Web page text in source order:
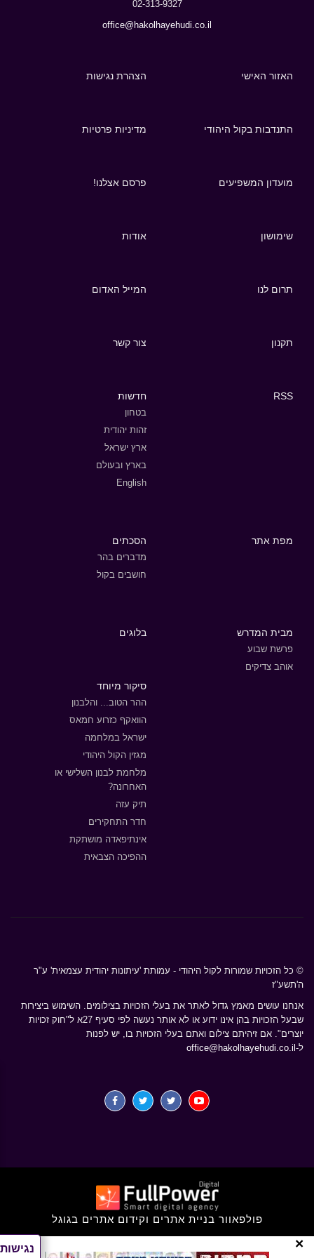
נגישות ×
02-313-9327
office@hakolhayehudi.co.il
האזור האישי הצהרת נגישות
התנדבות בקול היהודי מדיניות פרטיות
מועדון המשפיעים פרסם אצלנו!
שימושון אודות
תרום לנו המייל האדום
תקנון צור קשר
RSS חדשות
בטחון
זהות יהודית
ארץ ישראל
בארץ ובעולם
English
מפת אתר הסכתים
מדברים בהר
חושבים בקול
מבית המדרש
פרשת שבוע
אוהב צדיקים
בלוגים
סיקור מיוחד
ההר הטוב... והלבנון
הוואקף כזרוע חמאס
ישראל במלחמה
מגזין הקול היהודי
מלחמת לבנון השלישי או
האחרונה?
תיק עזה
חדר התחקירים
אינתיפאדה מושתקת
ההפיכה הצבאית
© כל הזכויות שמורות לקול היהודי - עמותת 'עיתונות יהודית עצמאית' ע"ר
ה'תשע"ז
אנחנו עושים מאמץ גדול לאתר את בעלי הזכויות בצילומים. השימוש ביצירות
שבעל הזכויות בהן אינו ידוע או לא אותר נעשה לפי סעיף 27א ל"חוק זכויות
יוצרים". אם זיהיתם צילום ואתם בעלי הזכויות בו, יש לפנות
ל- office@hakolhayehudi.co.il
פולפאוור בניית אתרים וקידום אתרים בגוגל